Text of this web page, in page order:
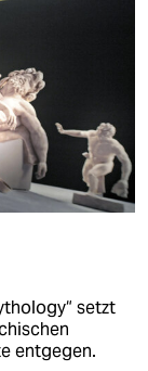
setzt
entgegen.